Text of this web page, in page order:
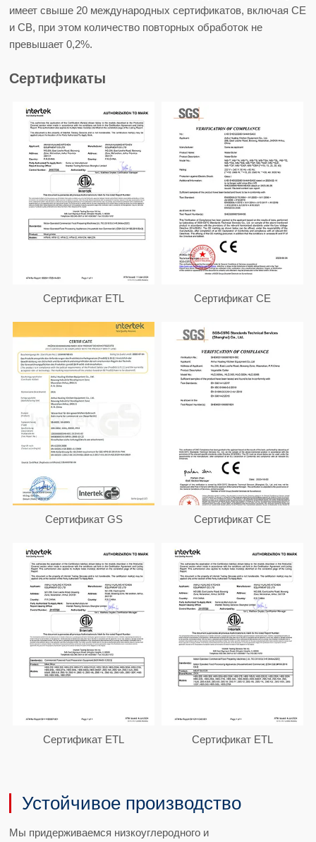
имеет свыше 20 международных сертификатов, включая CE
и CB, при этом количество повторных обработок не
превышает 0,2%.
Сертификаты
Сертификат ETL Сертификат CE
Сертификат GS Сертификат CE
Сертификат ETL Сертификат ETL
Устойчивое производство
Мы придерживаемся низкоуглеродного и